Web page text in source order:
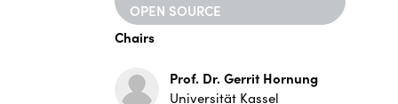
OPEN SOURCE
Chairs
Prof. Dr. Gerrit Hornung
Universität Kassel